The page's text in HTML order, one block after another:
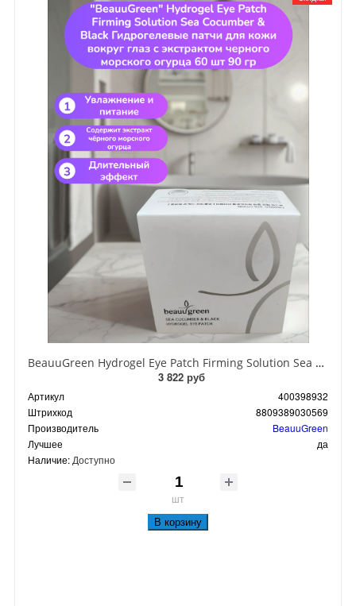
BeauuGreen Hydrogel Eye Patch Firming Solution Sea Cocumber & Black Гидрогелевые патчи для кожи вокруг глаз с экстрактом черного морского огурца 60 шт 90 гр
3 822 руб
Артикул
400398932
Штрихкод
8809389030569
Производитель
BeauuGreen
Лучшее
да
Наличие: Доступно
шт
В корзину